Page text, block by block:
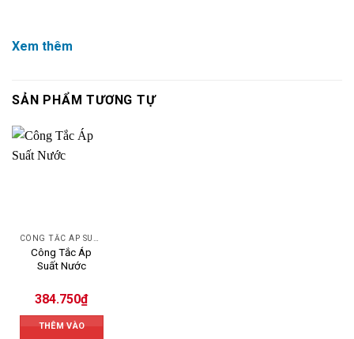
Xem thêm
SẢN PHẨM TƯƠNG TỰ
Công Tắc Áp
Suất Nước
384.750₫
THÊM VÀO